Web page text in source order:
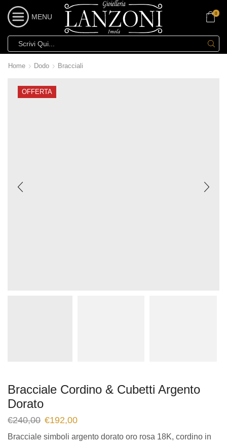
MENU 0
Home Dodo Bracciali
OFFERTA
Bracciale Cordino & Cubetti Argento
Dorato
€240,00 €192,00
Bracciale simboli argento dorato oro rosa 18K, cordino in